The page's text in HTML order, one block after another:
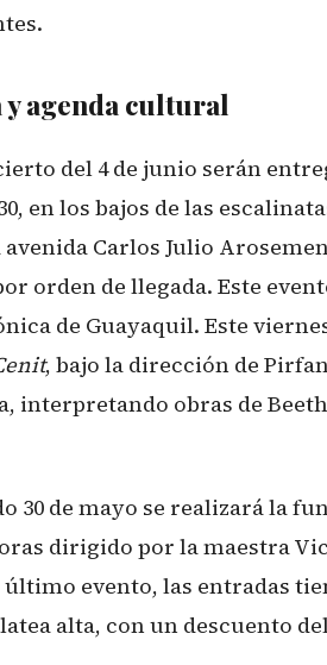
agenda cultural
del 4 de junio serán
en los bajos de las
Carlos Julio
orden de llegada. Este
de Guayaquil. Este
, bajo la dirección de
interpretando obras de
30 de mayo se realizará la
dirigido por la maestra
evento, las entradas
alta, con un descuento